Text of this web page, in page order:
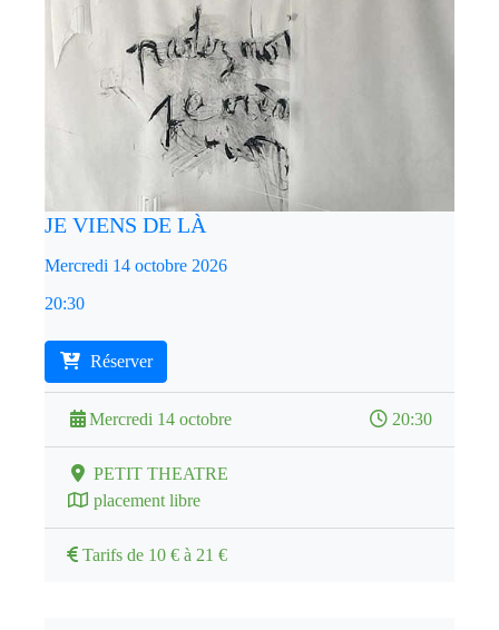
JE VIENS DE LÀ
Mercredi 14 octobre 2026
20:30
Réserver
Mercredi 14 octobre 20:30
PETIT THEATRE
placement libre
Tarifs de 10 € à 21 €